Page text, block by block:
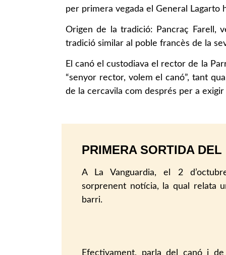
per primera vegada el General Lagarto
Origen de la tradició: Pancraç Farell,
tradició similar al poble francès de la
El canó el custodiava el rector de la
“senyor rector, volem el canó”, tant
de la cercavila com després per a exigir
PRIMERA SORTIDA DEL
A La Vanguardia, el 2
sorprenent notícia, la qual relata
barri.
Efectivament, parla del canó i